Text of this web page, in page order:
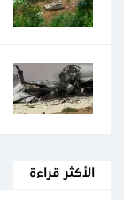
الأكثر قراءة